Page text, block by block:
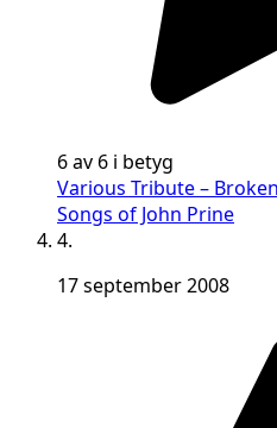
6 av 6 i betyg
Various Tribute –
Songs of John Prine
4.
17 september 2008